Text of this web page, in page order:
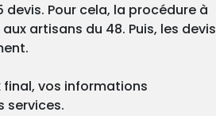
Pour cela, la procédure à
artisans du 48. Puis, les devis
final, vos informations
services.